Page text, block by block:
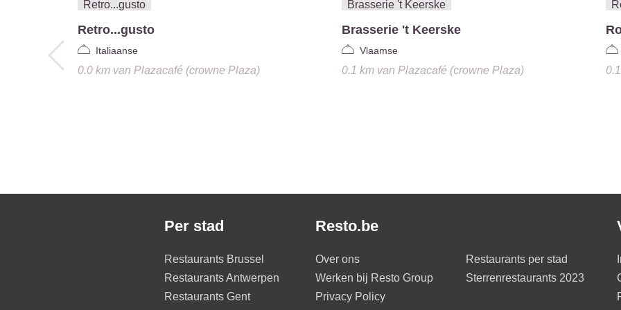
Retro...gusto
Italiaanse
0.0 kmvan Plazacafé (crowne Plaza)
Brasserie 't Keerske
Vlaamse
0.1 kmvan Plazacafé (crowne Plaza)
Per stad
Restaurants Brussel
Restaurants Antwerpen
Restaurants Gent
Resto.be
Over ons
Werken bij Resto Group
Privacy Policy
Restaurants per stad
Sterrenrestaurants 2023